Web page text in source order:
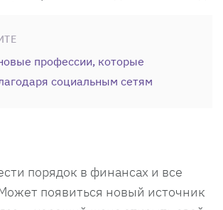
профессии, которые
социальным сетям
порядок в финансах и все
появиться новый источник